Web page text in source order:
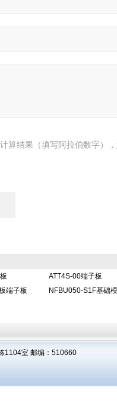
算结果（填写阿拉伯数字）
ATT4S-00端子板
端子板
NFBU050-S1F基础
1104室 邮编：510660